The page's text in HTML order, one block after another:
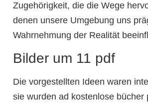
Zugehörigkeit, die die Wege
denen unsere Umgebung uns
Wahrnehmung der Realität
Bilder um 11 pdf
Die vorgestellten Ideen waren
sie wurden ad kostenlose bücher